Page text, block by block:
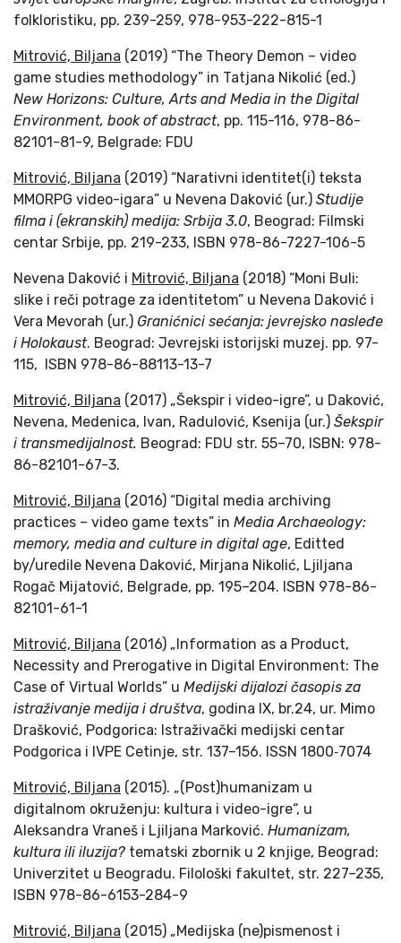
folkloristiku, pp. 239-259, 978-953-222-815-1
Mitrović, Biljana (2019) “The Theory Demon – video
game studies methodology” in Tatjana Nikolić (ed.)
New Horizons: Culture, Arts and Media in the Digital
Environment, book of abstract, pp. 115-116, 978-86-
82101-81-9, Belgrade: FDU
Mitrović, Biljana (2019) “Narativni identitet(i) teksta
MMORPG video-igara” u Nevena Daković (ur.) Studije
filma i (ekranskih) medija: Srbija 3.0, Beograd: Filmski
centar Srbije, pp. 219-233, ISBN 978-86-7227-106-5
Nevena Daković i Mitrović, Biljana (2018) “Moni Buli:
slike i reči potrage za identitetom” u Nevena Daković i
Vera Mevorah (ur.) Granićnici sećanja: jevrejsko nasleđe
i Holokaust. Beograd: Jevrejski istorijski muzej. pp. 97-
115, ISBN 978-86-88113-13-7
Mitrović, Biljana (2017) „Šekspir i video-igre”, u Daković,
Nevena, Medenica, Ivan, Radulović, Ksenija (ur.) Šekspir
i transmedijalnost. Beograd: FDU str. 55–70, ISBN: 978-
86-82101-67-3.
Mitrović, Biljana (2016) “Digital media archiving
practices – video game texts” in Media Archaeology:
memory, media and culture in digital age, Editted
by/uredile Nevena Daković, Mirjana Nikolić, Ljiljana
Rogač Mijatović, Belgrade, pp. 195–204. ISBN 978-86-
82101-61-1
Mitrović, Biljana (2016) „Information as a Product,
Necessity and Prerogative in Digital Environment: The
Case of Virtual Worlds” u Medijski dijalozi časopis za
istraživanje medija i društva, godina IX, br.24, ur. Mimo
Drašković, Podgorica: Istraživački medijski centar
Podgorica i IVPE Cetinje, str. 137–156. ISSN 1800‐7074
Mitrović, Biljana (2015). „(Post)humanizam u
digitalnom okruženju: kultura i video-igre“, u
Aleksandra Vraneš i Ljiljana Marković. Humanizam,
kultura ili iluzija? tematski zbornik u 2 knjige, Beograd:
Univerzitet u Beogradu. Filološki fakultet, str. 227–235,
ISBN 978-86-6153-284-9
Mitrović, Biljana (2015) „Medijska (ne)pismenost i